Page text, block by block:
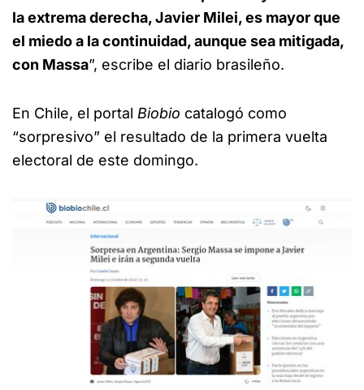
la extrema derecha, Javier Milei, es mayor que
el miedo a la continuidad, aunque sea mitigada,
con Massa”, escribe el diario brasileño.
En Chile, el portal Biobio catalogó como
“sorpresivo” el resultado de la primera vuelta
electoral de este domingo.